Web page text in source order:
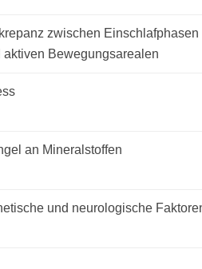
zwischen Einschlafphasen
aktiven Bewegungsarealen
an Mineralstoffen
und neurologische